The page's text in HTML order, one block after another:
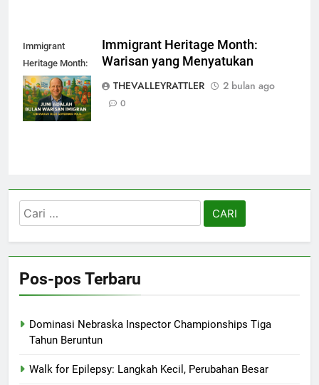
Immigrant
Heritage Month:
Warisan yang
Menyatukan
Immigrant Heritage Month:
Warisan yang Menyatukan
THEVALLEYRATTLER
2 bulan ago
0
Cari
untuk:
Pos-pos Terbaru
Dominasi Nebraska Inspector Championships Tiga
Tahun Beruntun
Walk for Epilepsy: Langkah Kecil, Perubahan Besar